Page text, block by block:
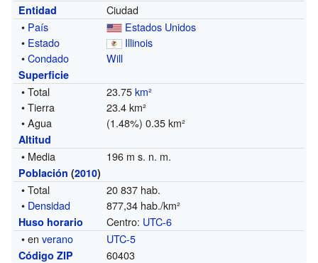
Entidad
Ciudad
• País
Estados Unidos
• Estado
Illinois
•Condado Will
Superficie
• Total 23.75km²
• Tierra
23.4 km²
• Agua
(1.48%) 0.35 km²
Altitud
• Media 196 m s. n. m.
Población (2010)
• Total
20 837 hab.
• Densidad 877,34 hab./km²
Huso horario Centro: UTC-6
• enverano UTC-5
Código ZIP 60403